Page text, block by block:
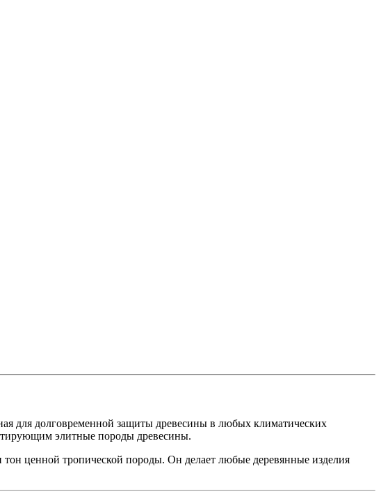
для долговременной защиты древесины в любых климатических
элитные породы древесины.
ценной тропической породы. Он делает любые деревянные изделия